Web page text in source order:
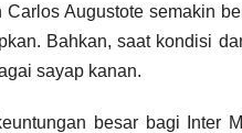
Augustote semakin
Bahkan, saat kondisi
sayap kanan.
besar bagi Inter